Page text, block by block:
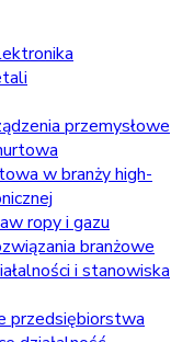
przemysłowe
w branży high-
ropy i gazu
branżowe
i stanowiska
przedsiębiorstwa